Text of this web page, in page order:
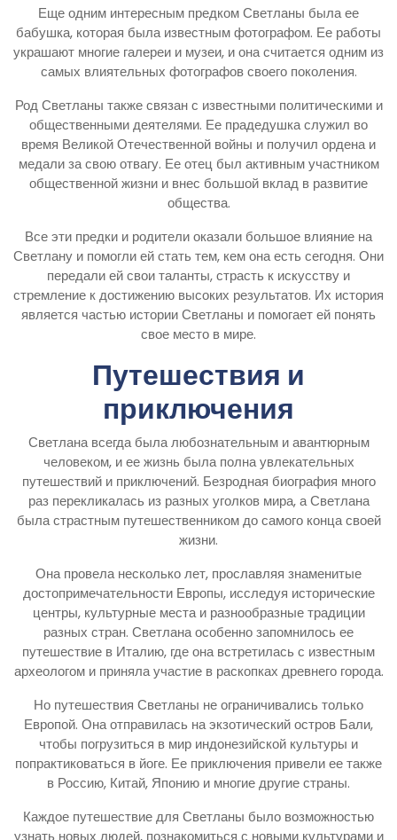
Еще одним интересным предком Светланы была ее
бабушка, которая была известным фотографом. Ее работы
украшают многие галереи и музеи, и она считается одним из
самых влиятельных фотографов своего поколения.
Род Светланы также связан с известными политическими и
общественными деятелями. Ее прадедушка служил во
время Великой Отечественной войны и получил ордена и
медали за свою отвагу. Ее отец был активным участником
общественной жизни и внес большой вклад в развитие
общества.
Все эти предки и родители оказали большое влияние на
Светлану и помогли ей стать тем, кем она есть сегодня. Они
передали ей свои таланты, страсть к искусству и
стремление к достижению высоких результатов. Их история
является частью истории Светланы и помогает ей понять
свое место в мире.
Путешествия и
приключения
Светлана всегда была любознательным и авантюрным
человеком, и ее жизнь была полна увлекательных
путешествий и приключений. Безродная биография много
раз перекликалась из разных уголков мира, а Светлана
была страстным путешественником до самого конца своей
жизни.
Она провела несколько лет, прославляя знаменитые
достопримечательности Европы, исследуя исторические
центры, культурные места и разнообразные традиции
разных стран. Светлана особенно запомнилось ее
путешествие в Италию, где она встретилась с известным
археологом и приняла участие в раскопках древнего города.
Но путешествия Светланы не ограничивались только
Европой. Она отправилась на экзотический остров Бали,
чтобы погрузиться в мир индонезийской культуры и
попрактиковаться в йоге. Ее приключения привели ее также
в Россию, Китай, Японию и многие другие страны.
Каждое путешествие для Светланы было возможностью
узнать новых людей, познакомиться с новыми культурами и